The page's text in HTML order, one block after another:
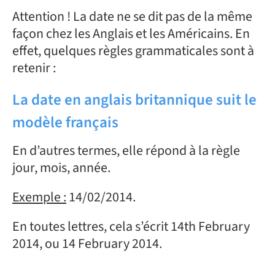
Attention ! La date ne se dit pas de la même
façon chez les Anglais et les Américains. En
effet, quelques règles grammaticales sont à
retenir :
La date en anglais britannique suit le
modèle français
En d’autres termes, elle répond à la règle
jour, mois, année.
Exemple :14/02/2014.
En toutes lettres, cela s’écrit 14th February
2014, ou 14 February 2014.